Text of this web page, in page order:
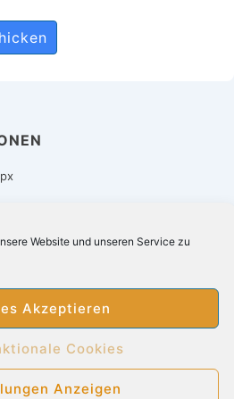
Website und unseren Service zu
Akzeptieren
Cookies
Anzeigen
px
kaufen online
Theme